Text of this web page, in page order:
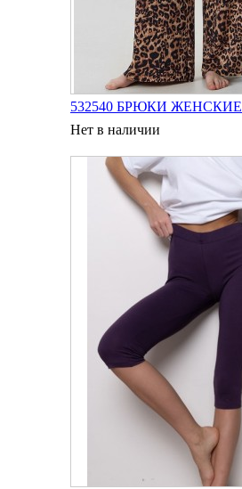
532540 БРЮКИ ЖЕНСКИЕ
Нет в наличии